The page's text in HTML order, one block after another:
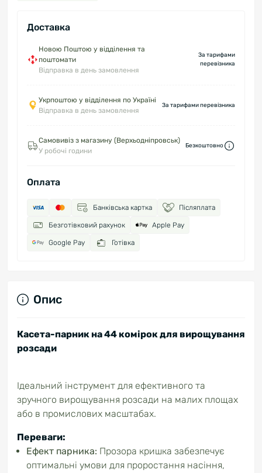
Доставка
Новою Поштою у відділення та
поштомати
Відправка в день замовлення
За тарифами
перевізника
Укрпоштою у відділення по Україні
Відправка в день замовлення
За тарифами перевізника
Самовивіз з магазину (Верхьодніпровськ)
У робочі години
Безкоштовно
Оплата
Банківська картка Післяплата
Безготівковий рахунок Apple Pay
Google Pay Готівка
Опис
Касета-парник на 44 комірок для вирощування
розсади
Ідеальний інструмент для ефективного та
зручного вирощування розсади на малих площах
або в промислових масштабах.
Переваги:
Ефект парника: Прозора кришка забезпечує
оптимальні умови для проростання насіння,